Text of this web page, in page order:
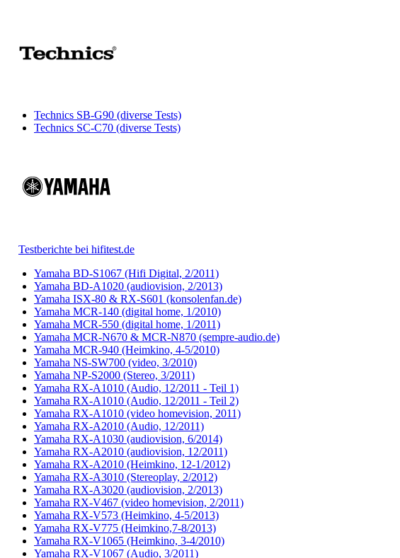
Technics SB-G90 (diverse Tests)
Technics SC-C70 (diverse Tests)
Testberichte bei hifitest.de
Yamaha BD-S1067 (Hifi Digital, 2/2011)
Yamaha BD-A1020 (audiovision, 2/2013)
Yamaha ISX-80 & RX-S601 (konsolenfan.de)
Yamaha MCR-140 (digital home, 1/2010)
Yamaha MCR-550 (digital home, 1/2011)
Yamaha MCR-N670 & MCR-N870 (sempre-audio.de)
Yamaha MCR-940 (Heimkino, 4-5/2010)
Yamaha NS-SW700 (video, 3/2010)
Yamaha NP-S2000 (Stereo, 3/2011)
Yamaha RX-A1010 (Audio, 12/2011 - Teil 1)
Yamaha RX-A1010 (Audio, 12/2011 - Teil 2)
Yamaha RX-A1010 (video homevision, 2011)
Yamaha RX-A2010 (Audio, 12/2011)
Yamaha RX-A1030 (audiovision, 6/2014)
Yamaha RX-A2010 (audiovision, 12/2011)
Yamaha RX-A2010 (Heimkino, 12-1/2012)
Yamaha RX-A3010 (Stereoplay, 2/2012)
Yamaha RX-A3020 (audiovision, 2/2013)
Yamaha RX-V467 (video homevision, 2/2011)
Yamaha RX-V573 (Heimkino, 4-5/2013)
Yamaha RX-V775 (Heimkino,7-8/2013)
Yamaha RX-V1065 (Heimkino, 3-4/2010)
Yamaha RX-V1067 (Audio, 3/2011)